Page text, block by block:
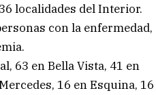
localidades del Interior.
con la enfermedad,
63 en Bella Vista, 41 en
16 en Esquina, 16